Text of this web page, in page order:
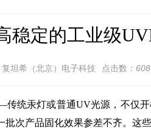
稳定的工业级
坦希（北京）电子科技 点击数： 608
汞灯或普通UV光源，不仅开
次产品固化效果参差不齐。这